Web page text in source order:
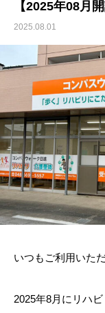
【2025年08月
2025.08.01
いつもご利用いた
2025年8月にリハ